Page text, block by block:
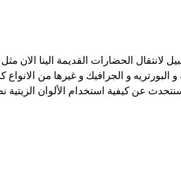
الحضارات القديمة الينا الان
و الجرافيك و غيرها من
سنتحدث عن كيفية استخدام الألوان